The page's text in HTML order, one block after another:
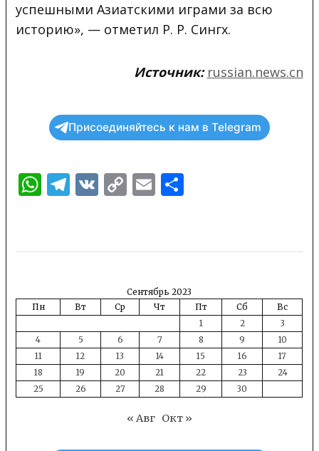
успешными Азиатскими играми за всю
историю», — отметил Р. Р. Сингх.
Источник: russian.news.cn
Присоединяйтесь к нам в Telegram
WhatsApp
Telegram
VKCopyEmail
Сентябрь 2023
Пн
Вт Ср Чт Пт Сб
Вс
1
2
3
4
5 6 7 8 9
10
11
12 13 14 15 16
17
18
19 20 21 22 23
24
25
26 27 28 29 30
« Авг Окт »